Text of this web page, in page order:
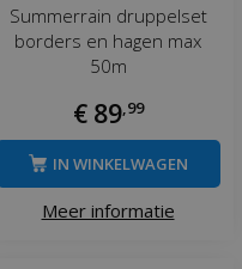
Summerrain druppelset
borders en hagen max
50m
€ 89, 99
Meer informatie
IN WINKELWAGEN